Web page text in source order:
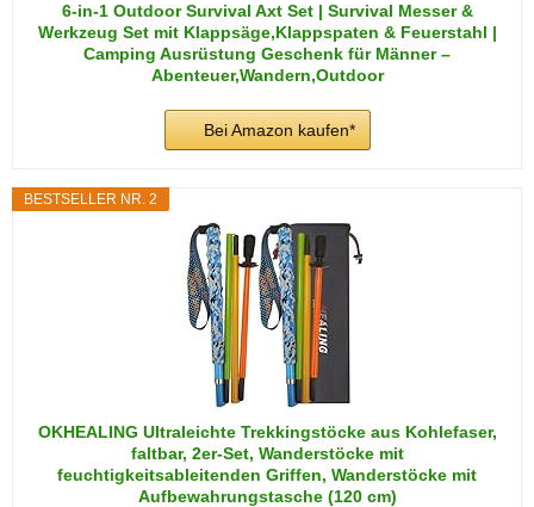
6-in-1 Outdoor Survival Axt Set | Survival Messer &
Werkzeug Set mit Klappsäge,Klappspaten & Feuerstahl |
Camping Ausrüstung Geschenk für Männer –
Abenteuer,Wandern,Outdoor
Bei Amazon kaufen*
BESTSELLER NR. 2
OKHEALING Ultraleichte Trekkingstöcke aus Kohlefaser,
faltbar, 2er-Set, Wanderstöcke mit
feuchtigkeitsableitenden Griffen, Wanderstöcke mit
Aufbewahrungstasche (120 cm)